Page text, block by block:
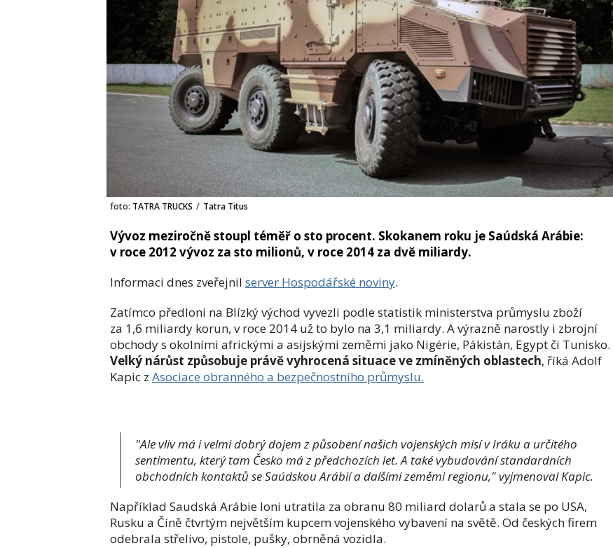
foto: TATRA TRUCKS / Tatra Titus
Vývoz meziročně stoupl téměř o sto procent. Skokanem roku je Saúdská Arábie:
v roce 2012 vývoz za sto milionů, v roce 2014 za dvě miliardy.
Informaci dnes zveřejnil server Hospodářské noviny.
Zatímco předloni na Blízký východ vyvezli podle statistik ministerstva průmyslu zboží
za 1,6 miliardy korun, v roce 2014 už to bylo na 3,1 miliardy. A výrazně narostly i zbrojní
obchody s okolními africkými a asijskými zeměmi jako Nigérie, Pákistán, Egypt či Tunisko.
Velký nárůst způsobuje právě vyhrocená situace ve zmíněných oblastech, říká Adolf
Kapic z Asociace obranného a bezpečnostního průmyslu.
"Ale vliv má i velmi dobrý dojem z působení našich vojenských misí v Iráku a určitého
sentimentu, který tam Česko má z předchozích let. A také vybudování standardních
obchodních kontaktů se Saúdskou Arábií a dalšími zeměmi regionu," vyjmenoval Kapic.
Například Saudská Arábie loni utratila za obranu 80 miliard dolarů a stala se po USA,
Rusku a Číně čtvrtým největším kupcem vojenského vybavení na světě. Od českých firem
odebrala střelivo, pistole, pušky, obrněná vozidla.